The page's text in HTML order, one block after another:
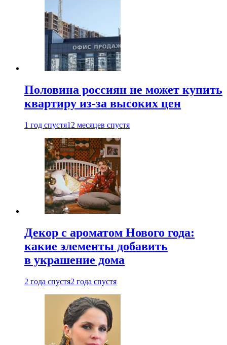
Половина россиян не может купить
квартиру из-за высоких цен
1 год спустя12 месяцев спустя
Декор с ароматом Нового года:
какие элементы добавить
в украшение дома
2 года спустя2 года спустя